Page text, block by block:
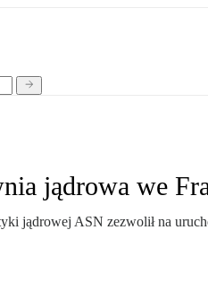
jądrowa we
jądrowej ASN zezwolił na